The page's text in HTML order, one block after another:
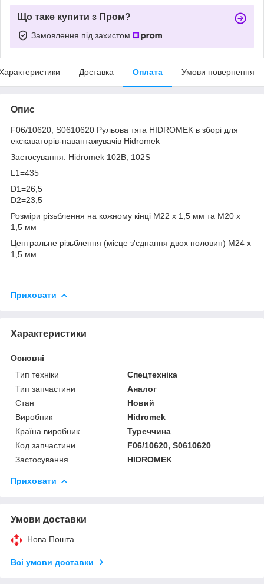
Що таке купити з Пром?
Замовлення під захистом
Доставка Оплата Умови повернення
Опис
F06/10620, S0610620 Рульова тяга HIDROMEK в зборі для
екскаваторів-навантажувачів Hidromek
Застосування: Hidromek 102B, 102S
L1=435
D1=26,5
D2=23,5
Розміри різьблення на кожному кінці M22 x 1,5 мм та M20 x
1,5 мм
Центральне різьблення (місце з'єднання двох половин) M24 x
1,5 мм
Приховати
Характеристики
Основні
Тип техніки
Спецтехніка
Тип запчастини
Аналог
Стан
Новий
Виробник
Hidromek
Країна виробник
Туреччина
Код запчастини
F06/10620, S0610620
Застосування
HIDROMEK
Приховати
Умови доставки
Нова Пошта
Всі умови доставки